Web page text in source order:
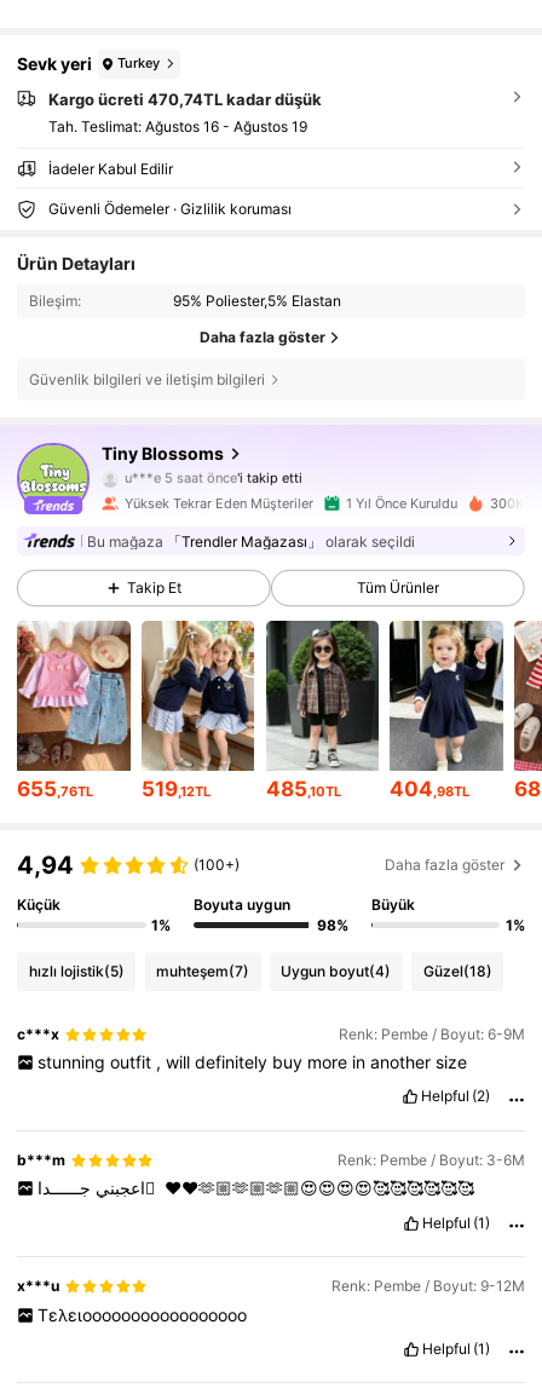
Sevk yeri Turkey
Kargo ücreti 470,74TL kadar düşük
Tah. Teslimat: Ağustos 16 - Ağustos 19
İadeler Kabul Edilir
Güvenli Ödemeler · Gizlilik koruması
Ürün Detayları
Bileşim: 95% Poliester,5% Elastan
Daha fazla göster
Güvenlik bilgileri ve iletişim bilgileri
Tiny BIossoms
m***a göz atıyor
4,93
36K Takipçiler
4,93 36K Takipçiler
4,93 36K Takipçiler
4,93 36K Takipçiler
36K Takipçiler
36K Takipçiler
4,93 36K Takipçiler
Yüksek Tekrar Eden Müşteriler 1 Yıl Önce Kuruldu 300K
Bu mağaza 「Trendler Mağazası」 olarak seçildi
Takip Et Tüm Ürünler
655 ,76TL 519,12TL 485 ,10TL 404 ,98TL
4,94 (100+) Daha fazla göster
Küçük
1%
Boyuta uygun
98%
Büyük
1%
hızlı lojistik(5) muhteşem(7) Uygun boyut(4) Güzel(18)
c***x Renk: Pembe / Boyut: 6-9M
stunning outfit , will definitely buy more in another size
Helpful (2)
b***m Renk: Pembe / Boyut: 3-6M
اعجبنيجــــــدا ❤️❤️🫶🏼🫶🏼🫶🏼😍😍😍😍🥰🥰🥰🥰🥰🥰
Helpful (1)
x***u Renk: Pembe / Boyut: 9-12M
Τελειοοοοοοοοοοοοοοοοο
Helpful (1)